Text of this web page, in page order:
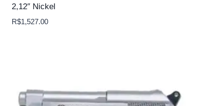
2,12″ Nickel
R$1,527.00